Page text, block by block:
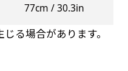
77cm / 30.3in
る場合があります。